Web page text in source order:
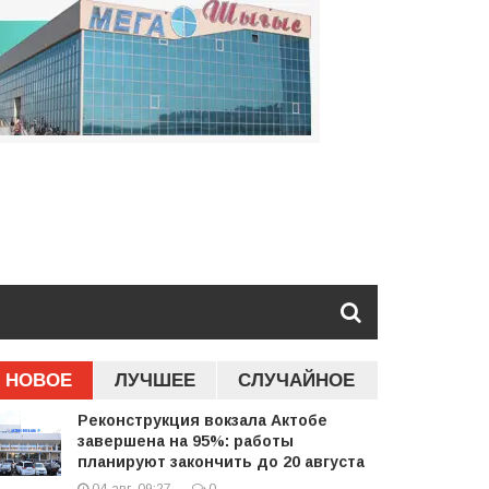
НОВОЕ ЛУЧШЕЕ СЛУЧАЙНОЕ
Реконструкция вокзала Актобе
завершена на 95%: работы
планируют закончить до 20 августа